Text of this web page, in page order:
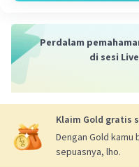
Beri Rating·0.0(0)
Perdalam
di sesi
Klaim Gold gratis
Dengan Gold kamu
sepuasnya, lho.